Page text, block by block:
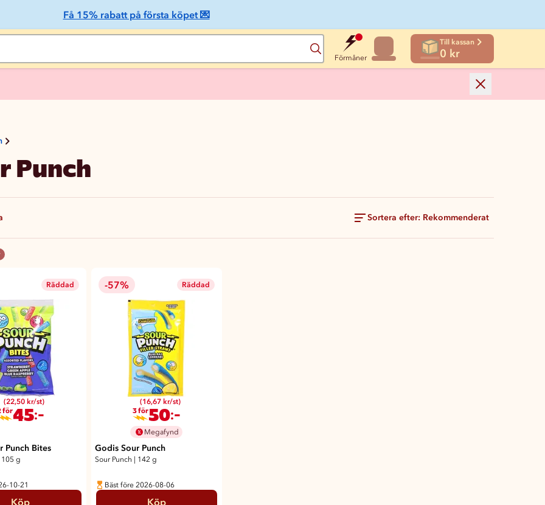
Få 15% rabatt på första köpet 💌
Sök
Förmåner
Till kassan
0 kr
Punch
Sortera efter: Rekommenderat
Räddad
(22,50 kr/st)
för45:-
Punch Bites
105 g
10-21
Köp
-57% Räddad
(16,67 kr/st)
3 för50:-
Megafynd
Godis Sour Punch
Sour Punch 142 g
Bäst före 2026-08-06
Köp